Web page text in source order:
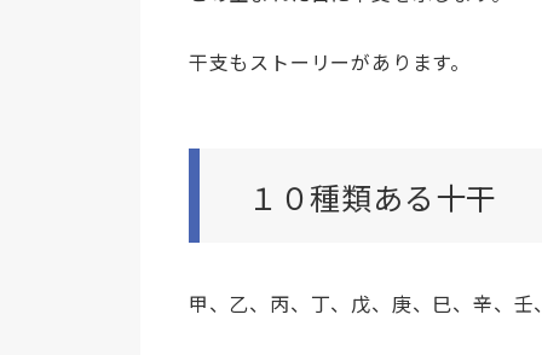
干支もストーリーがあります。
１０種類ある十干
甲、乙、丙、丁、戊、庚、巳、辛、壬